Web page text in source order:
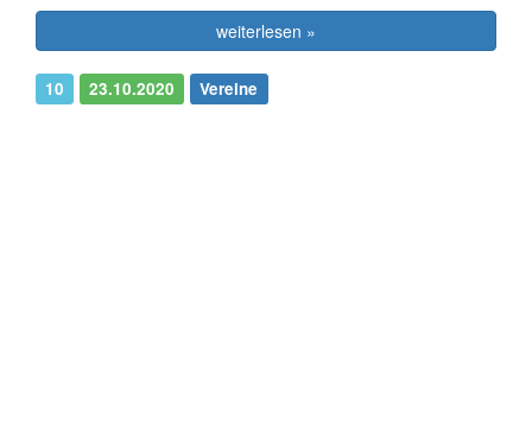
weiterlesen »
10 23.10.2020 Vereine